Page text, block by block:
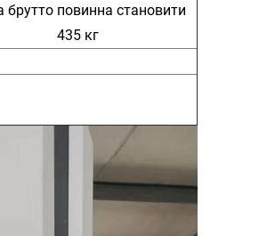
брутто повинна становити
435 кг